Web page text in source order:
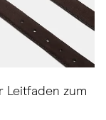
Leitfaden zum